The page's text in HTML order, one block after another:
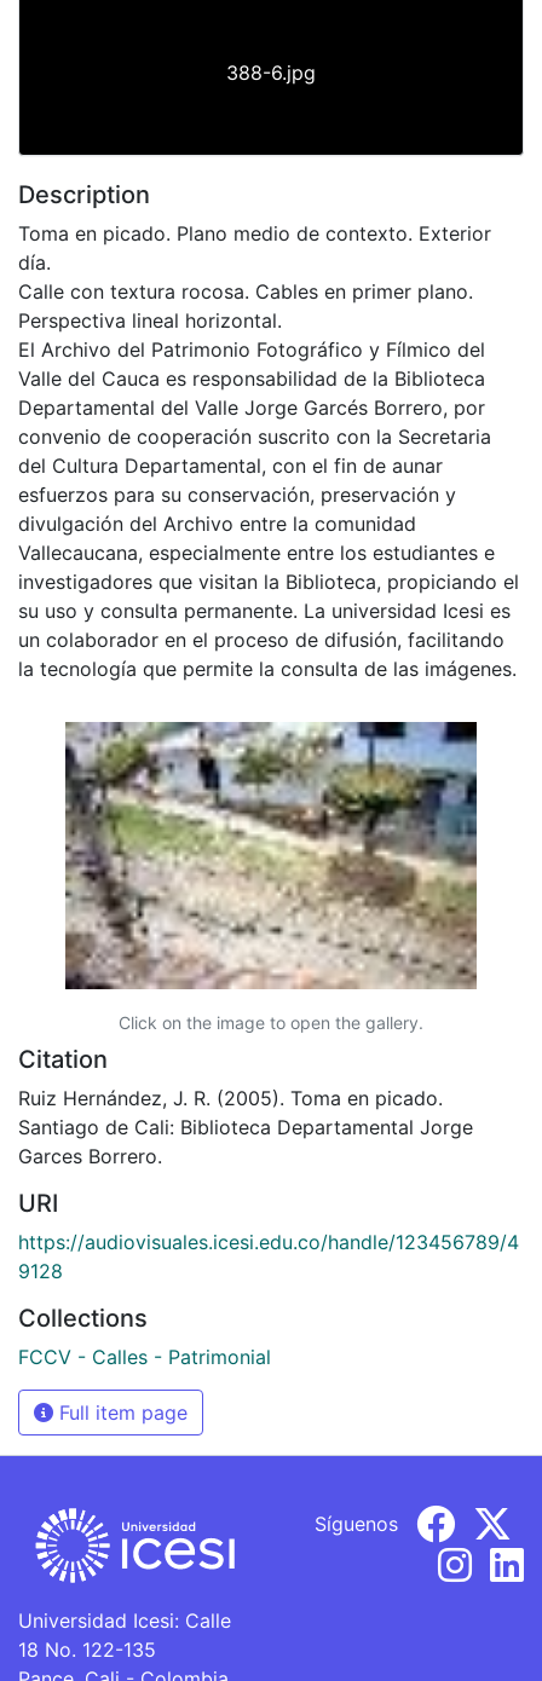
388-6.jpg
Description
Toma en picado. Plano medio de contexto. Exterior
día.
Calle con textura rocosa. Cables en primer plano.
Perspectiva lineal horizontal.
El Archivo del Patrimonio Fotográfico y Fílmico del
Valle del Cauca es responsabilidad de la Biblioteca
Departamental del Valle Jorge Garcés Borrero, por
convenio de cooperación suscrito con la Secretaria
del Cultura Departamental, con el fin de aunar
esfuerzos para su conservación, preservación y
divulgación del Archivo entre la comunidad
Vallecaucana, especialmente entre los estudiantes e
investigadores que visitan la Biblioteca, propiciando el
su uso y consulta permanente. La universidad Icesi es
un colaborador en el proceso de difusión, facilitando
la tecnología que permite la consulta de las imágenes.
Click on the image to open the gallery.
Citation
Ruiz Hernández, J. R. (2005). Toma en picado.
Santiago de Cali: Biblioteca Departamental Jorge
Garces Borrero.
URI
https://audiovisuales.icesi.edu.co/handle/123456789/4
9128
Collections
FCCV - Calles - Patrimonial
Full item page
Universidad Icesi: Calle
18 No. 122-135
Síguenos